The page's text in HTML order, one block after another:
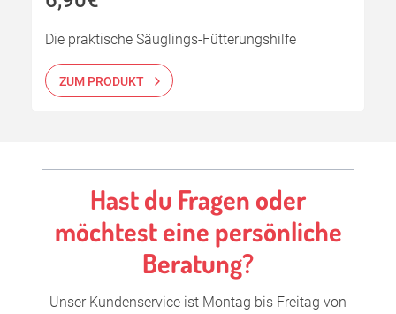
Die praktische Säuglings-Fütterungshilfe
ZUM PRODUKT
Hast du Fragen oder
möchtest eine persönliche
Beratung?
Unser Kundenservice ist Montag bis Freitag von